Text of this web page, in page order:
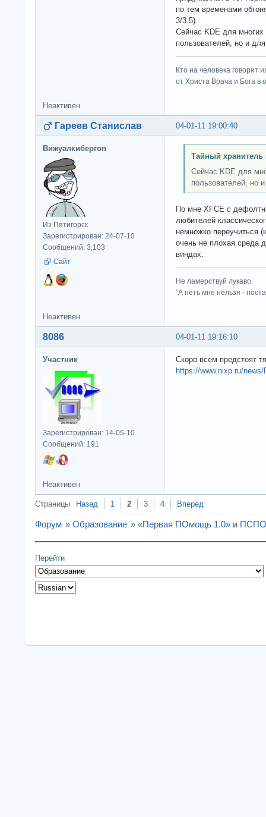
по тем временами
3/3.5).
Сейчас KDE для
пользователей, но и
Кто на человека говорит
от Христа Врача и Бога в
Неактивен
04-01-11 19:00:40
Гареев Станислав
Вижуалкибергоп
Из Пятигорск
Зарегистрирован: 24-07-10
Сообщений: 3,103
Сайт
Тайный хранитель
Сейчас KDE для
пользователей, но
По мне XFCE с
любителей
немножко переучиться
очень не плохая среда
виндах.
Не ламерствуй лукаво.
"А петь мне нельзя -
Неактивен
04-01-11 19:16:10
8086
Участник
Зарегистрирован: 14-05-10
Сообщений: 191
Скоро всем предстоят
https://www.nixp.ru/
Неактивен
Страницы Назад 1 2 3 4 Вперед
Форум » Образование » «Первая ПОмощь 1.0» и ПСПО
Перейти